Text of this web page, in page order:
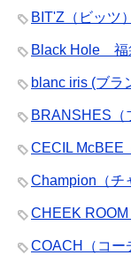
BIT'Z（ビッツ
Black Hole 福
blanc iris (ブラ
BRANSHES（
CECIL McBEE
Champion（チ
CHEEK
COACH（コー